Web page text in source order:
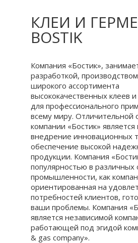
КЛЕИ И
BOSTIK
Компания «Бостик»,
разработкой,
широкого ассортимента
высококачественных клеев
для профессионального
всему миру. Отличительной
компании «Бостик» является
внедрение инновационных
обеспечение высокой
продукции. Компания
популярностью в различных
промышленности, как
ориентированная на
потребностей клиентов,
ваши проблемы. Компания
является независимой
работающей под эгидой
& gas company».